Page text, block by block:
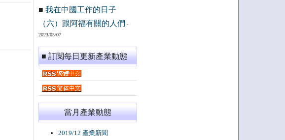
■ 我在中國工作的日子
（六）跟阿福有關的人們 -
2023/05/07
■ 訂閱每日更新產業動態
當月產業動態
2019/12 產業新聞